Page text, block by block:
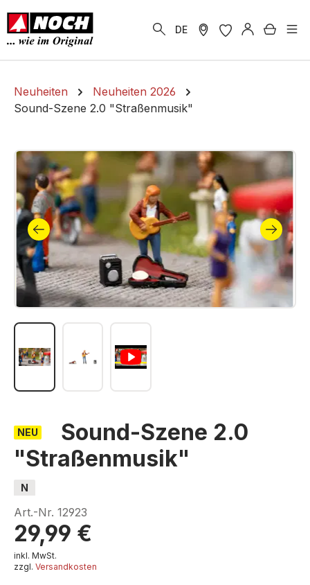
springen
DE
Neuheiten
Neuheiten 2026
Sound-Szene 2.0 "Straßenmusik"
Bildergalerie überspringen
NEU
Sound-Szene 2.0
"Straßenmusik"
N
Art.-Nr. 12923
29,99 €
inkl. MwSt.
zzgl. Versandkosten